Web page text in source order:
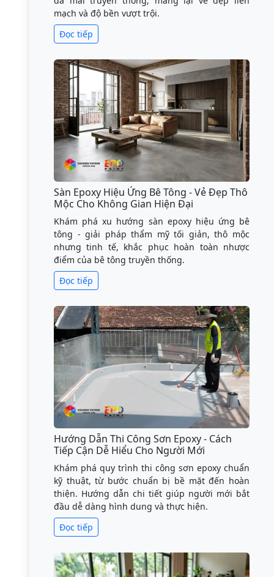
mạch và độ bền vượt trội.
Đọc tiếp
Sàn Epoxy Hiệu Ứng Bê Tông - Vẻ Đẹp Thô
Mộc Cho Không Gian Hiện Đại
Khám phá xu hướng sàn epoxy hiệu ứng bê
tông - giải pháp thẩm mỹ tối giản, thô mộc
nhưng tinh tế, khắc phục hoàn toàn nhược
điểm của bê tông truyền thống.
Đọc tiếp
Hướng Dẫn Thi Công Sơn Epoxy - Cách
Tiếp Cận Dễ Hiểu Cho Người Mới
Khám phá quy trình thi công sơn epoxy chuẩn
kỹ thuật, từ bước chuẩn bị bề mặt đến hoàn
thiện. Hướng dẫn chi tiết giúp người mới bắt
đầu dễ dàng hình dung và thực hiện.
Đọc tiếp